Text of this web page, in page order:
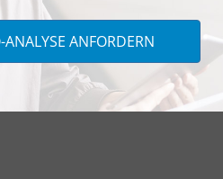
ANALYSE ANFORDERN